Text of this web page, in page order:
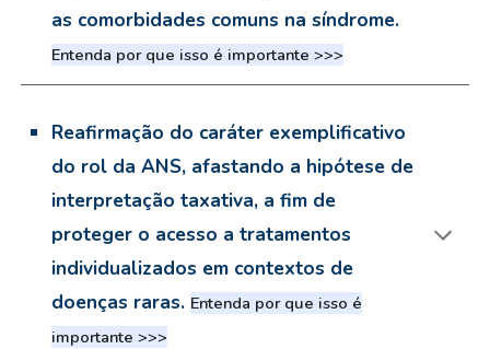
as comorbidades comuns na síndrome.
Entenda por que isso é importante >>>
Reafirmação do caráter exemplificativo
do rol da ANS, afastando a hipótese de
interpretação taxativa, a fim de
proteger o acesso a tratamentos
individualizados em contextos de
doenças raras. Entenda por que isso é
importante >>>